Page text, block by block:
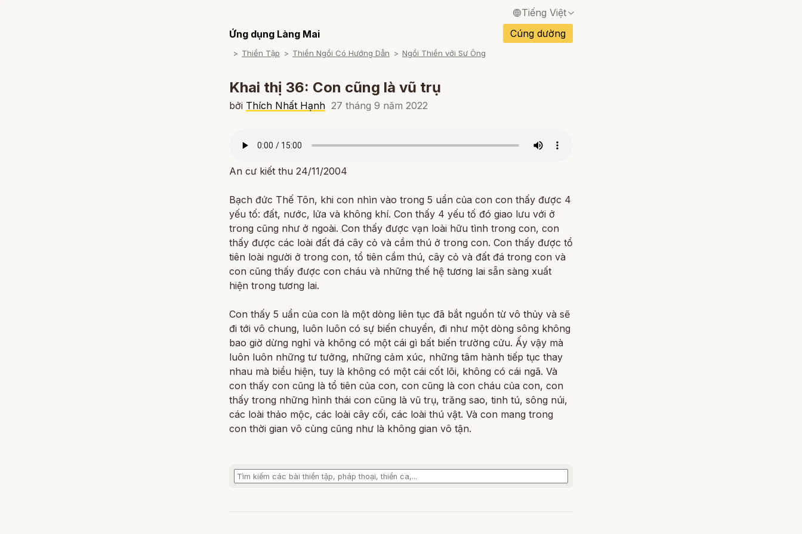
Tiếng Việt
English / Tiếng Anh
Français / Tiếng Pháp
Português / Tiếng Bồ Đào Nha
Ứng dụng Làng Mai Cúng dường
Thiền Tập Thiền Ngồi Có Hướng Dẫn Ngồi Thiền với Sư Ông
Khai thị 36: Con cũng là vũ trụ
bởi Thích Nhất Hạnh 27 tháng 9 năm 2022
An cư kiết thu 24/11/2004
Bạch đức Thế Tôn, khi con nhìn vào trong 5 uẩn của con con thấy được 4
yếu tố: đất, nước, lửa và không khí. Con thấy 4 yếu tố đó giao lưu với ở
trong cũng như ở ngoài. Con thấy được vạn loài hữu tình trong con, con
thấy được các loài đất đá cây cỏ và cầm thú ở trong con. Con thấy được tổ
tiên loài người ở trong con, tổ tiên cầm thú, cây cỏ và đất đá trong con và
con cũng thấy được con cháu và những thế hệ tương lai sẵn sàng xuất
hiện trong tương lai.
Con thấy 5 uẩn của con là một dòng liên tục đã bắt nguồn từ vô thủy và sẽ
đi tới vô chung, luôn luôn có sự biến chuyển, đi như một dòng sông không
bao giờ dừng nghỉ và không có một cái gì bất biến trường cửu. Ấy vậy mà
luôn luôn những tư tưởng, những cảm xúc, những tâm hành tiếp tục thay
nhau mà biểu hiện, tuy là không có một cái cốt lõi, không có cái ngã. Và
con thấy con cũng là tổ tiên của con, con cũng là con cháu của con, con
thấy trong những hình thái con cũng là vũ trụ, trăng sao, tinh tú, sông núi,
các loài thảo mộc, các loài cây cối, các loài thú vật. Và con mang trong
con thời gian vô cùng cũng như là không gian vô tận.